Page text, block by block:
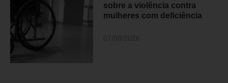
sobre a violência contra
mulheres com deficiência